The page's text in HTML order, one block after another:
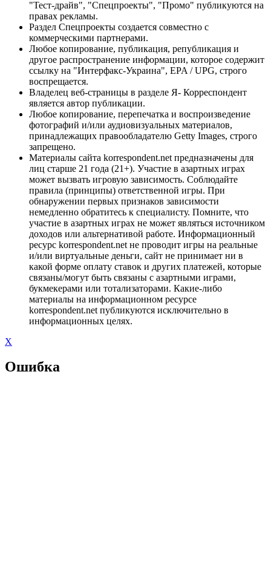
"Тест-драйв", "Спецпроекты", "Промо" публикуются на
правах рекламы.
Раздел Спецпроекты создается совместно с
коммерческими партнерами.
Любое копирование, публикация, републикация и
другое распространение информации, которое содержит
ссылку на "Интерфакс-Украина", EPA / UPG, строго
воспрещается.
Владелец веб-страницы в разделе Я- Корреспондент
является автор публикации.
Любое копирование, перепечатка и воспроизведение
фотографий и/или аудиовизуальных материалов,
принадлежащих правообладателю Getty Images, строго
запрещено.
Материалы сайта korrespondent.net предназначены для
лиц старше 21 года (21+). Участие в азартных играх
может вызвать игровую зависимость. Соблюдайте
правила (принципы) ответственной игры. При
обнаружении первых признаков зависимости
немедленно обратитесь к специалисту. Помните, что
участие в азартных играх не может являться источником
доходов или альтернативой работе. Информационный
ресурс korrespondent.net не проводит игры на реальные
и/или виртуальные деньги, сайт не принимает ни в
какой форме оплату ставок и других платежей, которые
связаны/могут быть связаны с азартными играми,
букмекерами или тотализаторами. Какие-либо
материалы на информационном ресурсе
korrespondent.net публикуются исключительно в
информационных целях.
X
Ошибка